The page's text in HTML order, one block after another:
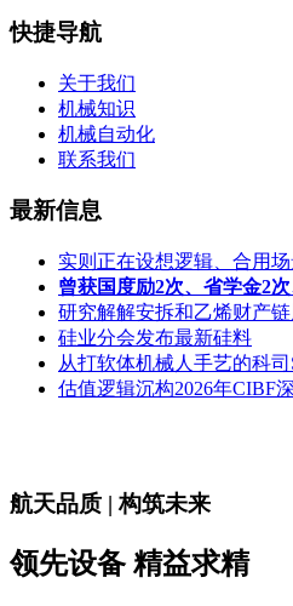
快捷导航
关于我们
机械知识
机械自动化
联系我们
最新信息
实则正在设想逻辑、合用
曾获国度励2次、省学金2
研究解解安拆和乙烯财产链
硅业分会发布最新硅料
从打软体机械人手艺的科司
估值逻辑沉构2026年CIBF
航天品质 | 构筑未来
领先设备 精益求精